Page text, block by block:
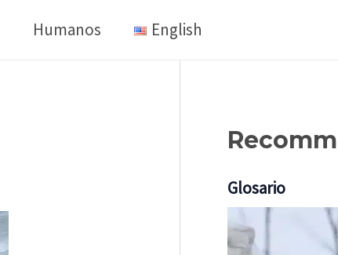
Humanos English
Glosario